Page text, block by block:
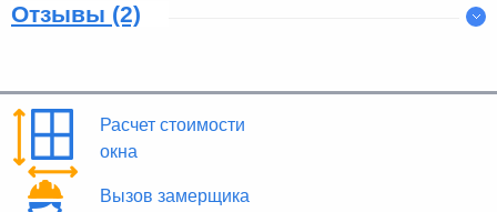
Отзывы (2)
Расчет стоимости
окна
Вызов замерщика